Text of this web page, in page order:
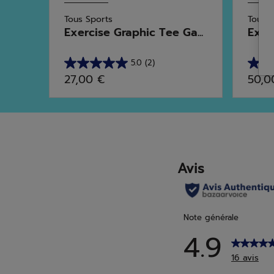
Tous Sports
Exercise Graphic Tee Ga...
5.0 (2)
5.0
sur
5
étoiles.
27,00 €
Tous
4.7
sur
5